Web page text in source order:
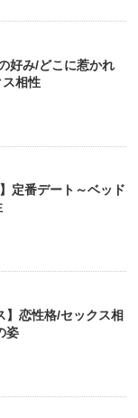
好み/どこに惹かれ
相性
定番デート～ベッド
恋性格/セックス相
姿